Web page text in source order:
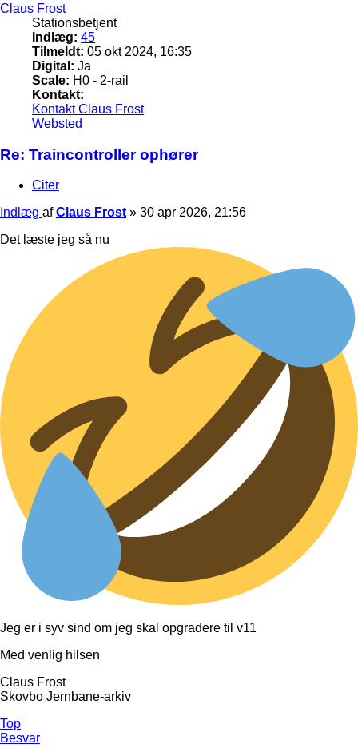
Claus Frost
Stationsbetjent
Indlæg: 45
Tilmeldt: 05 okt 2024, 16:35
Digital: Ja
Scale: H0 - 2-rail
Kontakt:
Kontakt Claus Frost
Websted
Re: Traincontroller ophører
Citer
Indlæg afClaus Frost » 30 apr 2026, 21:56
Det læste jeg så nu
Jeg er i syv sind om jeg skal opgradere til v11
Med venlig hilsen
Claus Frost
Skovbo Jernbane-arkiv
Top
Besvar